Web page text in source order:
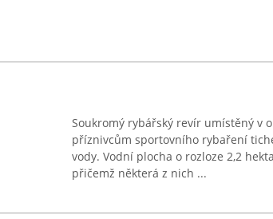
Soukromý rybářský revír umístěný v
příznivcům sportovního rybaření
vody. Vodní plocha o rozloze 2,2
přičemž některá z nich ...